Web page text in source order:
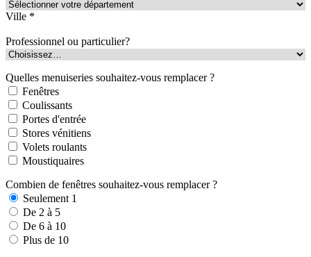
Ville *
Professionnel ou particulier?
Quelles menuiseries souhaitez-vous remplacer ?
Fenêtres
Coulissants
Portes d'entrée
Stores vénitiens
Volets roulants
Moustiquaires
Combien de fenêtres souhaitez-vous remplacer ?
Seulement 1
De 2 à 5
De 6 à 10
Plus de 10